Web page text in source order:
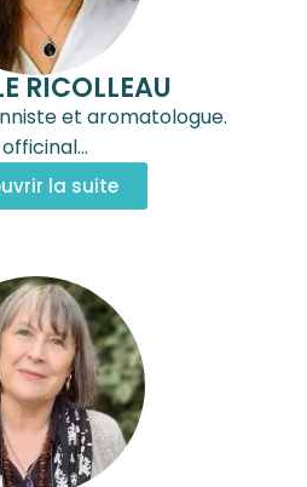
RICOLLEAU
et aromatologue.
la suite